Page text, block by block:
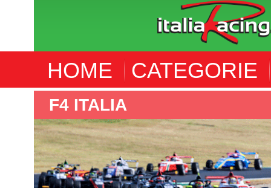
HOME CATEGORIE
F4 ITALIA